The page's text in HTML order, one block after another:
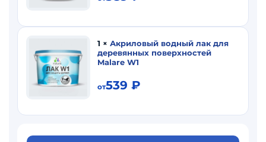
1 × Акриловый водный лак для
деревянных поверхностей
Malare W1
от539 ₽